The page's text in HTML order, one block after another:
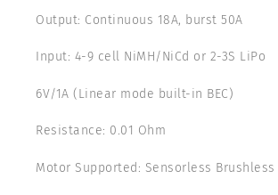
Output: Continuous 18A, burst 50A
Input: 4-9 cell NiMH/NiCd or 2-3S LiPo
6V/1A (Linear mode built-in BEC)
Resistance: 0.01 Ohm
Motor Supported: Sensorless